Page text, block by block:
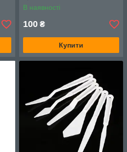
В наявності
100 ₴
Купити